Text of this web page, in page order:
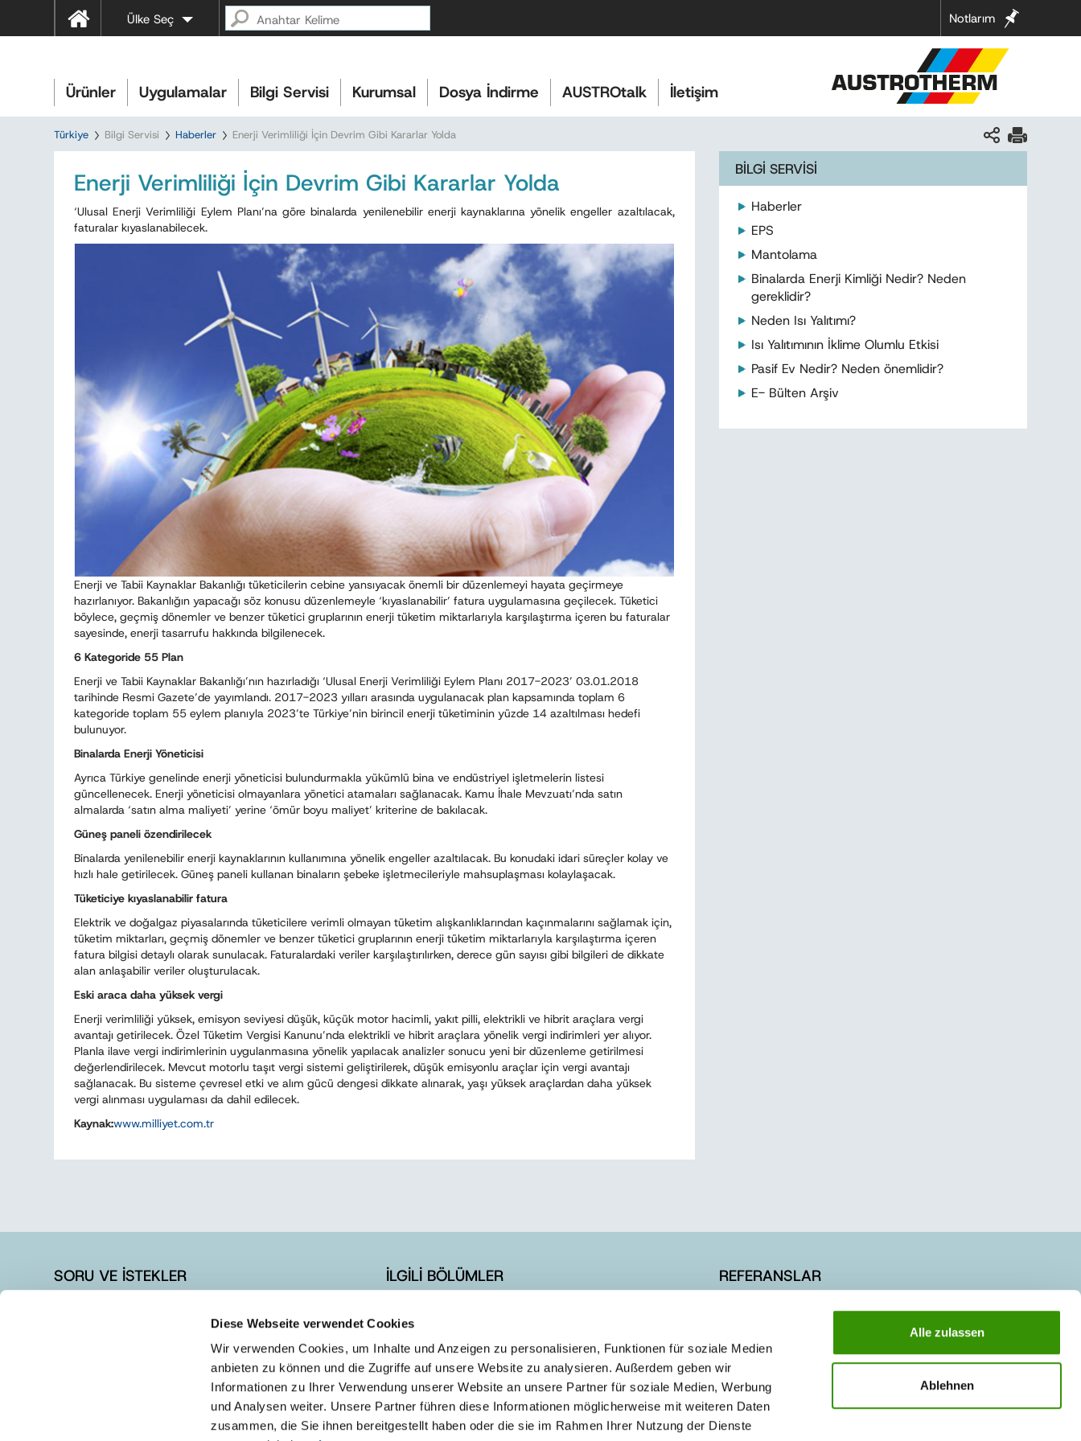
Diese Webseite verwendet Cookies
Wir verwenden Cookies, um Inhalte und Anzeigen zu personalisieren, Funktionen für soziale Medien
anbieten zu können und die Zugriffe auf unsere Website zu analysieren. Außerdem geben wir
Informationen zu Ihrer Verwendung unserer Website an unsere Partner für soziale Medien, Werbung
und Analysen weiter. Unsere Partner führen diese Informationen möglicherweise mit weiteren Daten
zusammen, die Sie ihnen bereitgestellt haben oder die sie im Rahmen Ihrer Nutzung der Dienste
Alle zulassen
Ablehnen
Notlarım
Ülke Seç
Ürünler Uygulamalar Bilgi Servisi Kurumsal Dosya İndirme AUSTROtalk İletişim
Türkiye Bilgi Servisi Haberler Enerji Verimliliği İçin Devrim Gibi Kararlar Yolda
Enerji Verimliliği İçin Devrim Gibi Kararlar Yolda
‘Ulusal Enerji Verimliliği Eylem Planı’na göre binalarda yenilenebilir enerji kaynaklarına yönelik engeller azaltılacak,
faturalar kıyaslanabilecek.
Enerji ve Tabii Kaynaklar Bakanlığı tüketicilerin cebine yansıyacak önemli bir düzenlemeyi hayata geçirmeye
hazırlanıyor. Bakanlığın yapacağı söz konusu düzenlemeyle ‘kıyaslanabilir’ fatura uygulamasına geçilecek. Tüketici
böylece, geçmiş dönemler ve benzer tüketici gruplarının enerji tüketim miktarlarıyla karşılaştırma içeren bu faturalar
sayesinde, enerji tasarrufu hakkında bilgilenecek.
6 Kategoride 55 Plan
Enerji ve Tabii Kaynaklar Bakanlığı’nın hazırladığı ‘Ulusal Enerji Verimliliği Eylem Planı 2017-2023’ 03.01.2018
tarihinde Resmi Gazete’de yayımlandı. 2017-2023 yılları arasında uygulanacak plan kapsamında toplam 6
kategoride toplam 55 eylem planıyla 2023’te Türkiye’nin birincil enerji tüketiminin yüzde 14 azaltılması hedefi
bulunuyor.
Binalarda Enerji Yöneticisi
Ayrıca Türkiye genelinde enerji yöneticisi bulundurmakla yükümlü bina ve endüstriyel işletmelerin listesi
güncellenecek. Enerji yöneticisi olmayanlara yönetici atamaları sağlanacak. Kamu İhale Mevzuatı’nda satın
almalarda ‘satın alma maliyeti’ yerine ‘ömür boyu maliyet’ kriterine de bakılacak.
Güneş paneli özendirilecek
Binalarda yenilenebilir enerji kaynaklarının kullanımına yönelik engeller azaltılacak. Bu konudaki idari süreçler kolay ve
hızlı hale getirilecek. Güneş paneli kullanan binaların şebeke işletmecileriyle mahsuplaşması kolaylaşacak.
Tüketiciye kıyaslanabilir fatura
Elektrik ve doğalgaz piyasalarında tüketicilere verimli olmayan tüketim alışkanlıklarından kaçınmalarını sağlamak için,
tüketim miktarları, geçmiş dönemler ve benzer tüketici gruplarının enerji tüketim miktarlarıyla karşılaştırma içeren
fatura bilgisi detaylı olarak sunulacak. Faturalardaki veriler karşılaştırılırken, derece gün sayısı gibi bilgileri de dikkate
alan anlaşabilir veriler oluşturulacak.
Eski araca daha yüksek vergi
Enerji verimliliği yüksek, emisyon seviyesi düşük, küçük motor hacimli, yakıt pilli, elektrikli ve hibrit araçlara vergi
avantajı getirilecek. Özel Tüketim Vergisi Kanunu’nda elektrikli ve hibrit araçlara yönelik vergi indirimleri yer alıyor.
Planla ilave vergi indirimlerinin uygulanmasına yönelik yapılacak analizler sonucu yeni bir düzenleme getirilmesi
değerlendirilecek. Mevcut motorlu taşıt vergi sistemi geliştirilerek, düşük emisyonlu araçlar için vergi avantajı
sağlanacak. Bu sisteme çevresel etki ve alım gücü dengesi dikkate alınarak, yaşı yüksek araçlardan daha yüksek
vergi alınması uygulaması da dahil edilecek.
Kaynak:www.milliyet.com.tr
BİLGİ SERVİSİ
Haberler
EPS
Mantolama
Binalarda Enerji Kimliği Nedir? Neden
gereklidir?
Neden Isı Yalıtımı?
Isı Yalıtımının İklime Olumlu Etkisi
Pasif Ev Nedir? Neden önemlidir?
E- Bülten Arşiv
SORU VE İSTEKLER
İLGİLİ BÖLÜMLER
E-BÜLTEN ÜYELİK
REFERANSLAR